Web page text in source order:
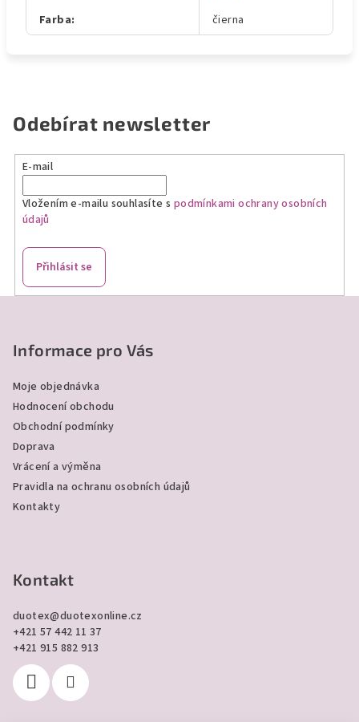
Farba: čierna
Odebírat newsletter
E-mail
Vložením e-mailu souhlasíte s podmínkami ochrany osobních
údajů
Přihlásit se
Informace pro Vás
Moje objednávka
Hodnocení obchodu
Obchodní podmínky
Doprava
Vrácení a výměna
Pravidla na ochranu osobních údajů
Kontakty
Kontakt
duotex@duotexonline.cz
+421 57 442 11 37
+421 915 882 913